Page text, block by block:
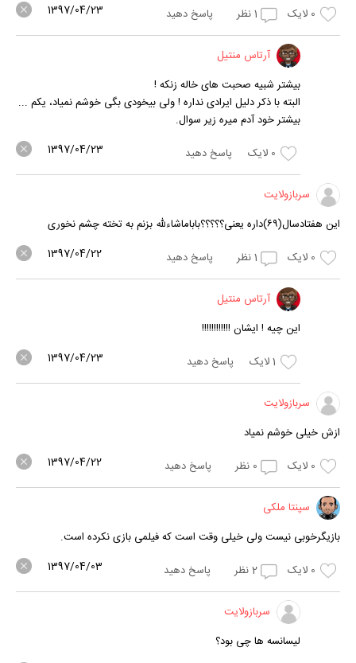
0 لایک 1نظر پاسخ دهید 1397/04/23
آرتاس منتیل
بیشتر شبیه صحبت های خاله زنکه !
البته با ذکر دلیل ایرادی نداره ! ولی بیخودی بگی خوشم نمیاد، یکم ...
بیشتر خود آدم میره زیر سوال.
0 لایک پاسخ دهید 1397/04/23
سربازولایت
این هفتادسال(۶۹)داره یعنی؟؟؟؟؟باباماشاءلله بزنم به تخته چشم نخوری
0 لایک 1نظر پاسخ دهید 1397/04/22
آرتاس منتیل
این چیه ! ایشان !!!!!!!!!!!!
1لایک پاسخ دهید 1397/04/23
سربازولایت
ازش خیلی خوشم نمیاد
0 لایک 0 نظر پاسخ دهید 1397/04/22
سپنتا ملکی
بازیگرخوبی نیست ولی خیلی وقت است که فیلمی بازی نکرده است.
0 لایک 2نظر پاسخ دهید 1397/04/03
سربازولایت
لیسانسه ها چی بود؟